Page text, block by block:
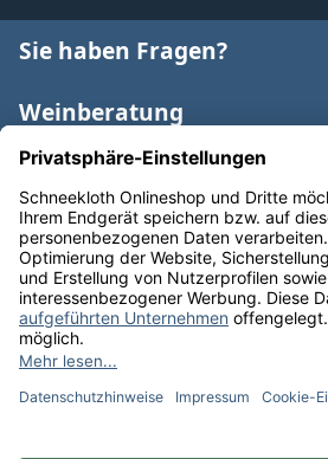
Sie haben Fragen?
Weinberatung
Informationen
Weinkategorien
Internationaler Wein
* Alle Preise inkl. gesetzl.
anders angegeben. Bioprodukte im